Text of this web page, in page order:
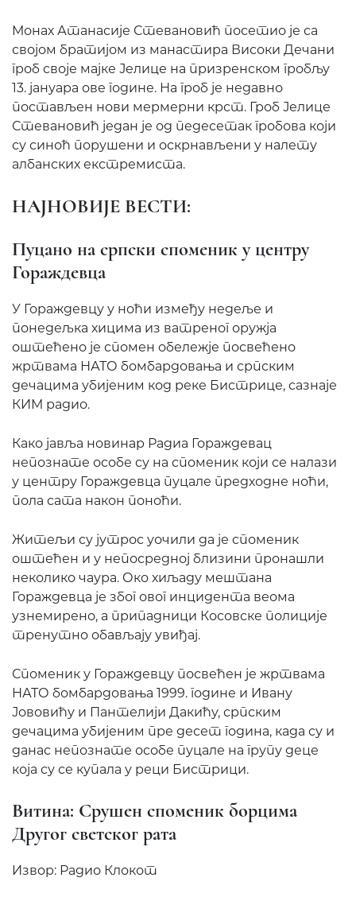
Монах Атанасије Стевановић посетио је са
својом братијом из манастира Високи Дечани
гроб своје мајке Јелице на призренском гробљу
13. јануара ове године. На гроб је недавно
постављен нови мермерни крст. Гроб Јелице
Стевановић један је од педесетак гробова који
су синоћ порушени и оскрнављени у налету
албанских екстремиста.
НАЈНОВИЈЕ ВЕСТИ:
Пуцано на српски споменик у центру
Гораждевца
У Гораждевцу у ноћи између недеље и
понедељка хицима из ватреног оружја
оштећено је спомен обележје посвећено
жртвама НАТО бомбардовања и српским
дечацима убијеним код реке Бистрице, сазнаје
КИМ радио.
Како јавља новинар Радиа Гораждевац
непознате особе су на споменик који се налази
у центру Гораждевца пуцале предходне ноћи,
пола сата након поноћи.
Житељи су јутрос уочили да је споменик
оштећен и у непосредној близини пронашли
неколико чаура. Око хиљаду мештана
Гораждевца је због овог инцидента веома
узнемирено, а припадници Косовске полиције
тренутно обављају увиђај.
Споменик у Гораждевцу посвећен је жртвама
НАТО бомбардовања 1999. године и Ивану
Јововићу и Пантелији Дакићу, српским
дечацима убијеним пре десет година, када су и
данас непознате особе пуцале на групу деце
која су се купала у реци Бистрици.
Витина: Срушен споменик борцима
Другог светског рата
Извор: Радио Клокот